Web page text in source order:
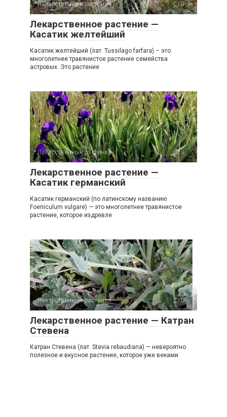
Лекарственные растения 0
Лекарственное растение —
Касатик желтейший
Касатик желтейший (лат. Tussilago farfara) – это
многолетнее травянистое растение семейства
астровых. Это растение
Лекарственные растения 0
Лекарственное растение —
Касатик германский
Касатик германский (по латинскому названию
Foeniculum vulgare) — это многолетнее травянистое
растение, которое издревле
Лекарственные растения 0
Лекарственное растение — Катран
Стевена
Катран Стевена (лат. Stevia rebaudiana) — невероятно
полезное и вкусное растение, которое уже веками